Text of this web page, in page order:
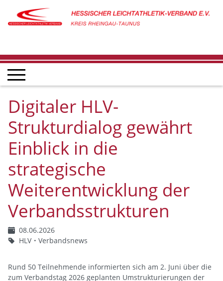
Digitaler HLV-
Strukturdialog gewährt
Einblick in die
strategische
Weiterentwicklung der
Verbandsstrukturen
08.06.2026
HLV
Verbandsnews
Rund 50 Teilnehmende informierten sich am 2. Juni über die
zum Verbandstag 2026 geplanten Umstrukturierungen der